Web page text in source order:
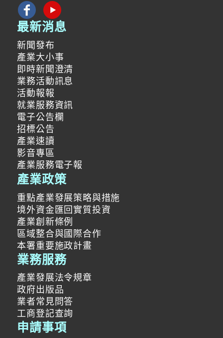
最新消息
新聞發布
產業大小事
即時新聞澄清
業務活動訊息
活動報報
就業服務資訊
電子公告欄
招標公告
產業速讀
影音專區
產業服務電子報
產業政策
重點產業發展策略與措施
境外資金匯回實質投資
產業創新條例
區域整合與國際合作
本署重要施政計畫
業務服務
產業發展法令規章
政府出版品
業者常見問答
工商登記查詢
申請事項